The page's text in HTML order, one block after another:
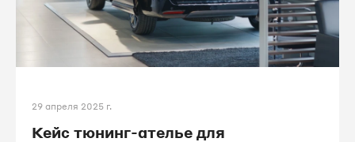
#поставки #туризм
29 апреля 2025 г.
Кейс тюнинг-ателье для